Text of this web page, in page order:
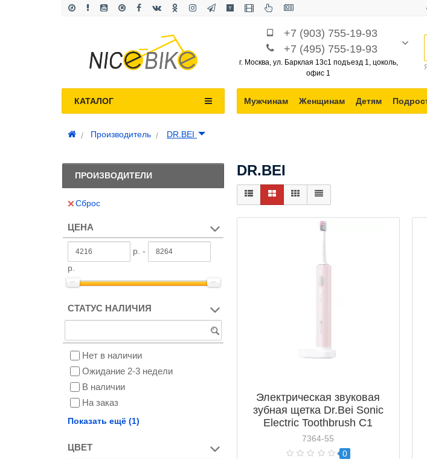
+7 (903) 755-19-93
+7 (495) 755-19-93
г. Москва, ул. Барклая 13с1 подъезд 1, цоколь,
офис 1
Мужчинам Женщинам Детям
КАТАЛОГ
Производитель DR.BEI
ПРОИЗВОДИТЕЛИ
Сброс
ЦЕНА
р. -
р.
СТАТУС НАЛИЧИЯ
Нет в наличии
Ожидание 2-3 недели
В наличии
На заказ
Снят с производства
Показать ещё (1)
ЦВЕТ
DR.BEI
Электрическая звуковая
зубная щетка Dr.Bei Sonic
Electric Toothbrush C1
7364-55
0